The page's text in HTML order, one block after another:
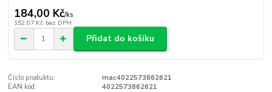
184,00 Kč/ks
152,07 Kč bez DPH
Přidat do košíku
Číslo produktu:
mac4022573862621
EAN kód:
4022573862621